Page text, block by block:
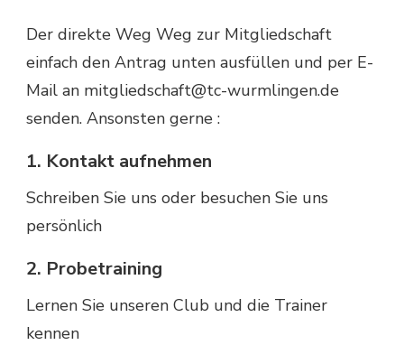
Der direkte Weg Weg zur Mitgliedschaft
einfach den Antrag unten ausfüllen und per E-
Mail an mitgliedschaft@tc-wurmlingen.de
senden. Ansonsten gerne :
1. Kontakt aufnehmen
Schreiben Sie uns oder besuchen Sie uns
persönlich
2. Probetraining
Lernen Sie unseren Club und die Trainer
kennen